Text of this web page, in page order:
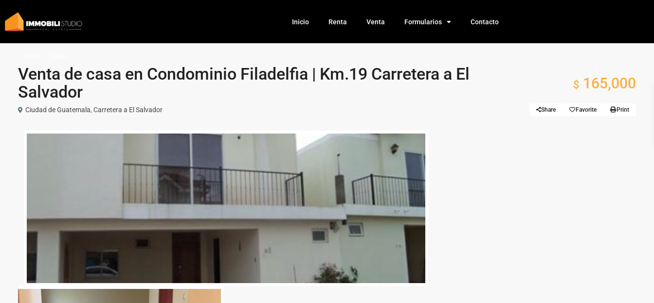
Inicio Renta Venta Formularios Contacto
Venta de casa en Condominio Filadelfia | Km.19 Carretera a El
Salvador
$ 165,000
Ciudad de Guatemala, Carretera a El Salvador Share Favorite Print